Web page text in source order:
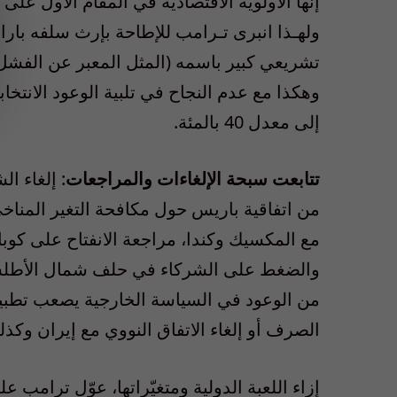
ولهـذا انبرى تـرامب للإطاحة بإرث سلفه
تشريعي كبير باسمه (المثل المعبر عن
وهكذا مع عدم النجاح في تلبية الوعود
إلى معدل 40 بالمئة.
تتابعت سبحة الإلغاءات والمراجعات
من اتفاقية باريس حول مكافحة التغير
مع المكسيك وكندا، مراجعة الانفتاح على
والضغط على الشركاء في حلف شمال الأطلسي
من الوعود في السياسة الخارجية يصعب
الصرف أو إلغاء الاتفاق النووي مع إيران
إزاء اللعبة الدولية ومتغيّراتها، عوّل